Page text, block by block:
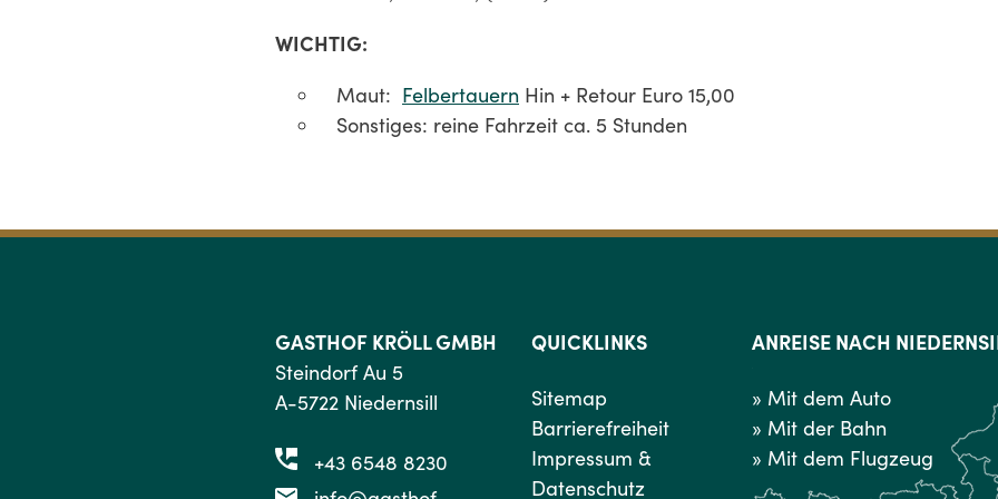
WICHTIG:
Maut: Felbertauern Hin + Retour Euro 15,00
Sonstiges: reine Fahrzeit ca. 5 Stunden
GASTHOF KRÖLL GMBH
Steindorf Au 5
A-5722 Niedernsill
+43 6548 8230
QUICKLINKS
Sitemap
Barrierefreiheit
Impressum &
Datenschutz
ANREISE NACH
» Mit dem Auto
» Mit der Bahn
» Mit dem Flugzeug